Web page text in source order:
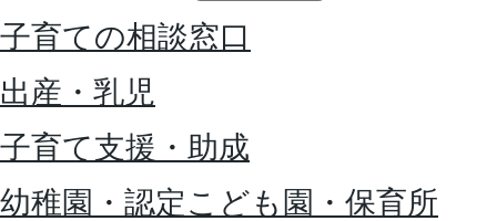
子育ての相談窓口
出産・乳児
子育て支援・助成
幼稚園・認定こども園・保育所